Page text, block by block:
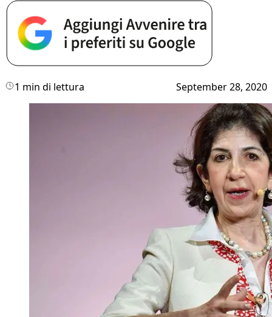
1 min di lettura September 28, 2020